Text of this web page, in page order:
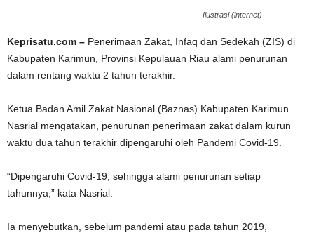
Ilustrasi (internet)
Keprisatu.com – Penerimaan Zakat, Infaq dan Sedekah (ZIS) di
Kabupaten Karimun, Provinsi Kepulauan Riau alami penurunan
dalam rentang waktu 2 tahun terakhir.
Ketua Badan Amil Zakat Nasional (Baznas) Kabupaten Karimun
Nasrial mengatakan, penurunan penerimaan zakat dalam kurun
waktu dua tahun terakhir dipengaruhi oleh Pandemi Covid-19.
“Dipengaruhi Covid-19, sehingga alami penurunan setiap
tahunnya,” kata Nasrial.
Ia menyebutkan, sebelum pandemi atau pada tahun 2019,